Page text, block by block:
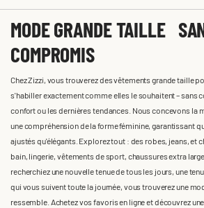
MODE GRANDE TAILLE
COMPROMIS
Chez Zizzi, vous trouverez des vêtements grande taille
s'habiller exactement comme elles le souhaitent – sans
confort ou les dernières tendances. Nous concevons la
une compréhension de la forme féminine, garantissant
ajustés qu'élégants. Explorez tout : des robes, jeans, et
bain, lingerie, vêtements de sport, chaussures extra
recherchiez une nouvelle tenue de tous les jours, une
qui vous suivent toute la journée, vous trouverez une
ressemble. Achetez vos favoris en ligne et découvrez